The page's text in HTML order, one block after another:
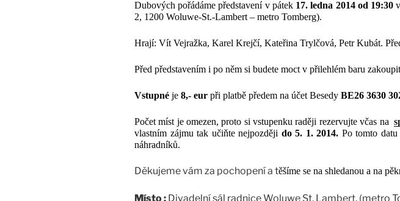
Dubových pořádáme představení v pátek 17. ledna 2014 od 19:30
2, 1200 Woluwe-St.-Lambert – metro Tomberg).
Hrají: Vít Vejražka, Karel Krejčí, Kateřina Trylčová, Petr Kubát.
Před představením i po něm si budete moct v přilehlém baru
Vstupné je 8,- eur při platbě předem na účet Besedy BE26 3630
Počet míst je omezen, proto si vstupenku raději rezervujte včas na
vlastním zájmu tak učiňte nejpozději do 5. 1. 2014. Po tomto datu
náhradníků.
Děkujeme vám za pochopení a těšíme se na shledanou a na
Místo : Divadelní sál radnice Woluwe St. Lambert, (metro